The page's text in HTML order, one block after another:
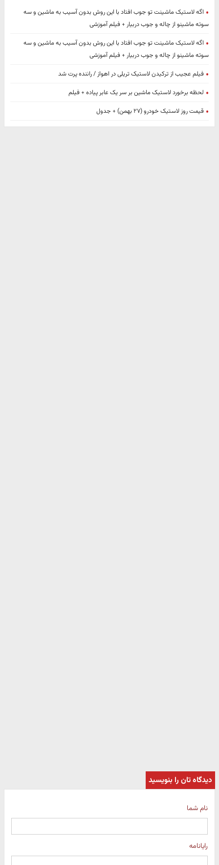
اگه لاستیک ماشینت تو جوب افتاد با این روش بدون آسیب به ماشین و سه
سوته ماشینو از چاله و جوب دربیار + فیلم آموزشی
اگه لاستیک ماشینت تو جوب افتاد با این روش بدون آسیب به ماشین و سه
سوته ماشینو از چاله و جوب دربیار + فیلم آموزشی
فیلم عجیب از ترکیدن لاستیک تریلی در اهواز / راننده پرت شد
لحظه برخورد لاستیک ماشین بر سر یک عابر پیاده + فیلم
قیمت روز لاستیک خودرو (۲۷ بهمن) + جدول
دیدگاه تان را بنویسید
نام شما
رایانامه